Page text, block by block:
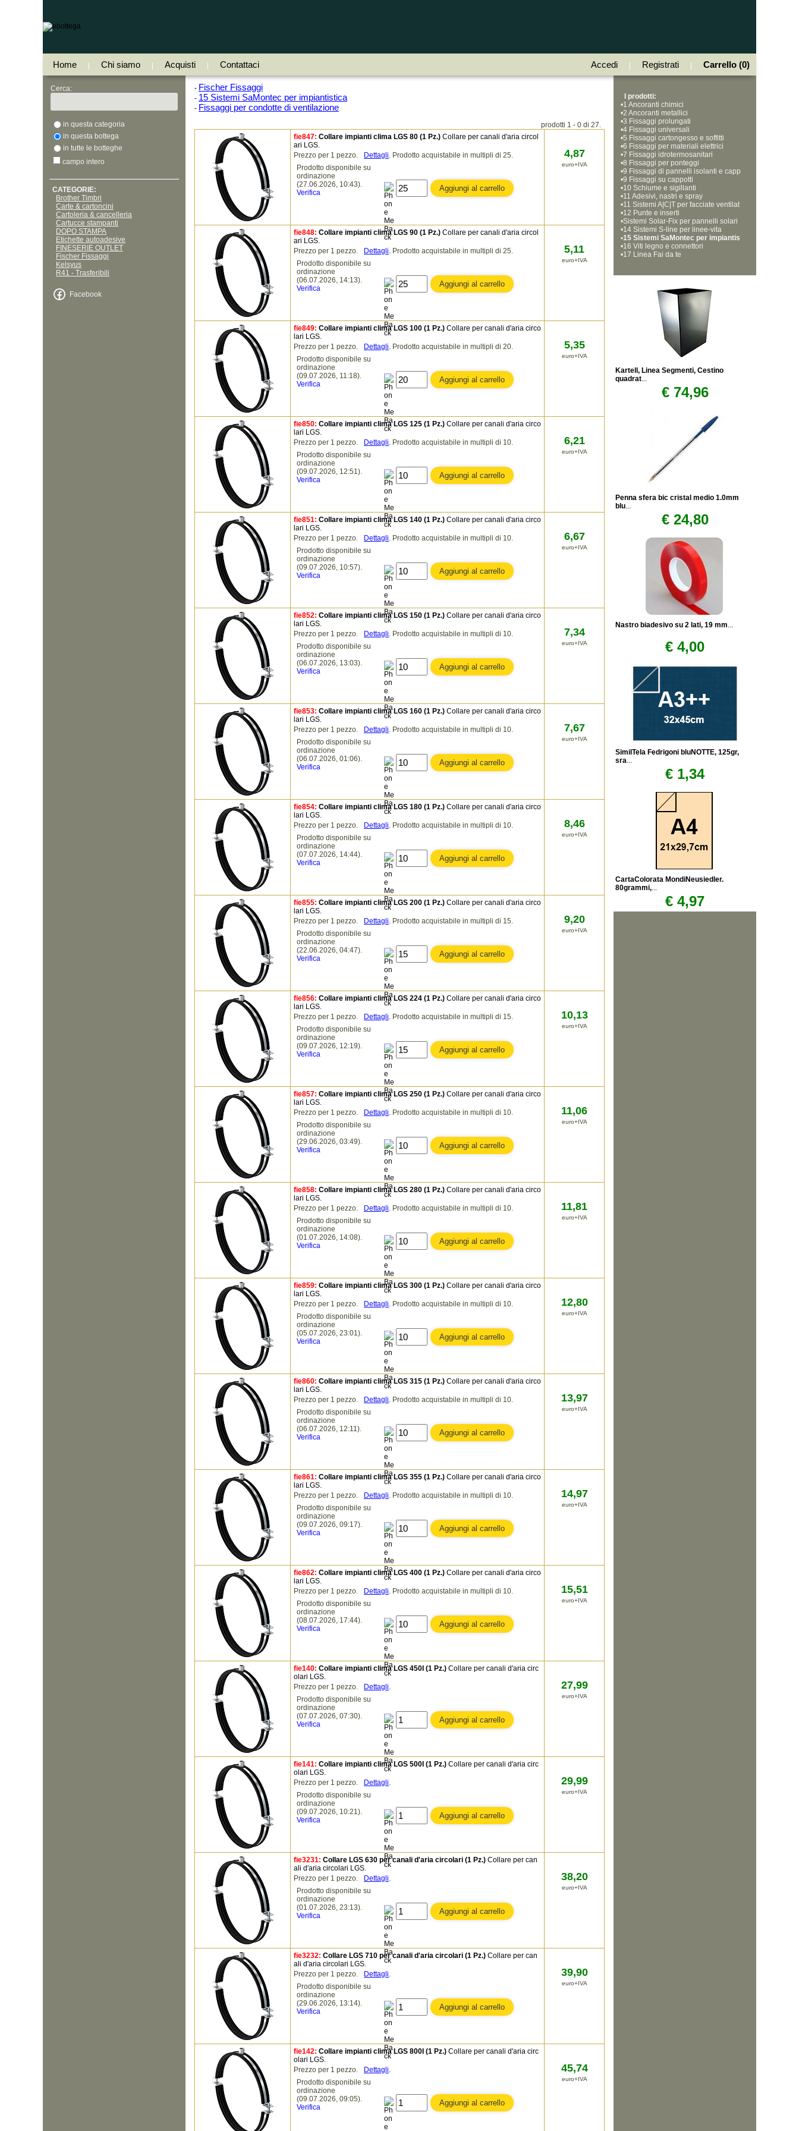
Home Chi siamo Acquisti Contattaci Accedi Registrati Carrello (0)
Cerca:
in questa categoria
in questa bottega
in tutte le botteghe
campo intero
CATEGORIE:
Brother Timbri
Carte & cartoncini
Cartoleria & cancelleria
Cartucce stampanti
DOPO STAMPA
Etichette autoadesive
FINESERIE OUTLET
Fischer Fissaggi
Kelsyus
R41 - Trasferibili
Facebook
- Fischer Fissaggi
- 15 Sistemi SaMontec per impiantistica
- Fissaggi per condotte di ventilazione
prodotti 1 - 0 di 27.
fie847: Collare impianti clima LGS 80 (1 Pz.) Collare per canali d'aria circol
ari LGS.
Prezzo per 1 pezzo.
Dettagli. Prodotto acquistabile in multipli di 25.
Prodotto disponibile su
ordinazione
(27.06.2026, 10:43).
Verifica
4,87
euro+IVA
fie848: Collare impianti clima LGS 90 (1 Pz.) Collare per canali d'aria circol
ari LGS.
Prezzo per 1 pezzo.
Dettagli. Prodotto acquistabile in multipli di 25.
Prodotto disponibile su
ordinazione
(06.07.2026, 14:13).
Verifica
5,11
euro+IVA
fie849: Collare impianti clima LGS 100 (1 Pz.) Collare per canali d'aria circo
lari LGS.
Prezzo per 1 pezzo.
Dettagli. Prodotto acquistabile in multipli di 20.
Prodotto disponibile su
ordinazione
(09.07.2026, 11:18).
Verifica
5,35
euro+IVA
fie850: Collare impianti clima LGS 125 (1 Pz.) Collare per canali d'aria circo
lari LGS.
Prezzo per 1 pezzo.
Dettagli. Prodotto acquistabile in multipli di 10.
Prodotto disponibile su
ordinazione
(09.07.2026, 12:51).
Verifica
6,21
euro+IVA
fie851: Collare impianti clima LGS 140 (1 Pz.) Collare per canali d'aria circo
lari LGS.
Prezzo per 1 pezzo.
Dettagli. Prodotto acquistabile in multipli di 10.
Prodotto disponibile su
ordinazione
(09.07.2026, 10:57).
Verifica
6,67
euro+IVA
fie852: Collare impianti clima LGS 150 (1 Pz.) Collare per canali d'aria circo
lari LGS.
Prezzo per 1 pezzo.
Dettagli. Prodotto acquistabile in multipli di 10.
Prodotto disponibile su
ordinazione
(06.07.2026, 13:03).
Verifica
7,34
euro+IVA
fie853: Collare impianti clima LGS 160 (1 Pz.) Collare per canali d'aria circo
lari LGS.
Prezzo per 1 pezzo.
Dettagli. Prodotto acquistabile in multipli di 10.
Prodotto disponibile su
ordinazione
(06.07.2026, 01:06).
Verifica
7,67
euro+IVA
fie854: Collare impianti clima LGS 180 (1 Pz.) Collare per canali d'aria circo
lari LGS.
Prezzo per 1 pezzo.
Dettagli. Prodotto acquistabile in multipli di 10.
Prodotto disponibile su
ordinazione
(07.07.2026, 14:44).
Verifica
8,46
euro+IVA
fie855: Collare impianti clima LGS 200 (1 Pz.) Collare per canali d'aria circo
lari LGS.
Prezzo per 1 pezzo.
Dettagli. Prodotto acquistabile in multipli di 15.
Prodotto disponibile su
ordinazione
(22.06.2026, 04:47).
Verifica
9,20
euro+IVA
fie856: Collare impianti clima LGS 224 (1 Pz.) Collare per canali d'aria circo
lari LGS.
Prezzo per 1 pezzo.
Dettagli. Prodotto acquistabile in multipli di 15.
Prodotto disponibile su
ordinazione
(09.07.2026, 12:19).
Verifica
10,13
euro+IVA
fie857: Collare impianti clima LGS 250 (1 Pz.) Collare per canali d'aria circo
lari LGS.
Prezzo per 1 pezzo.
Dettagli. Prodotto acquistabile in multipli di 10.
Prodotto disponibile su
ordinazione
(29.06.2026, 03:49).
Verifica
11,06
euro+IVA
fie858: Collare impianti clima LGS 280 (1 Pz.) Collare per canali d'aria circo
lari LGS.
Prezzo per 1 pezzo.
Dettagli. Prodotto acquistabile in multipli di 10.
Prodotto disponibile su
ordinazione
(01.07.2026, 14:08).
Verifica
11,81
euro+IVA
fie859: Collare impianti clima LGS 300 (1 Pz.) Collare per canali d'aria circo
lari LGS.
Prezzo per 1 pezzo.
Dettagli. Prodotto acquistabile in multipli di 10.
Prodotto disponibile su
ordinazione
(05.07.2026, 23:01).
Verifica
12,80
euro+IVA
fie860: Collare impianti clima LGS 315 (1 Pz.) Collare per canali d'aria circo
lari LGS.
Prezzo per 1 pezzo.
Dettagli. Prodotto acquistabile in multipli di 10.
Prodotto disponibile su
ordinazione
(06.07.2026, 12:11).
Verifica
13,97
euro+IVA
fie861: Collare impianti clima LGS 355 (1 Pz.) Collare per canali d'aria circo
lari LGS.
Prezzo per 1 pezzo.
Dettagli. Prodotto acquistabile in multipli di 10.
Prodotto disponibile su
ordinazione
(09.07.2026, 09:17).
Verifica
14,97
euro+IVA
fie862: Collare impianti clima LGS 400 (1 Pz.) Collare per canali d'aria circo
lari LGS.
Prezzo per 1 pezzo.
Dettagli. Prodotto acquistabile in multipli di 10.
Prodotto disponibile su
ordinazione
(08.07.2026, 17:44).
Verifica
15,51
euro+IVA
fie140: Collare impianti clima LGS 450I (1 Pz.) Collare per canali d'aria circ
olari LGS.
Prezzo per 1 pezzo.
Dettagli.
Prodotto disponibile su
ordinazione
(07.07.2026, 07:30).
Verifica
27,99
euro+IVA
fie141: Collare impianti clima LGS 500I (1 Pz.) Collare per canali d'aria circ
olari LGS.
Prezzo per 1 pezzo.
Dettagli.
Prodotto disponibile su
ordinazione
(09.07.2026, 10:21).
Verifica
29,99
euro+IVA
fie3231: Collare LGS 630 per canali d'aria circolari (1 Pz.) Collare per can
ali d'aria circolari LGS.
Prezzo per 1 pezzo.
Dettagli.
Prodotto disponibile su
ordinazione
(01.07.2026, 23:13).
Verifica
38,20
euro+IVA
fie3232: Collare LGS 710 per canali d'aria circolari (1 Pz.) Collare per can
ali d'aria circolari LGS.
Prezzo per 1 pezzo.
Dettagli.
Prodotto disponibile su
ordinazione
(29.06.2026, 13:14).
Verifica
39,90
euro+IVA
fie142: Collare impianti clima LGS 800I (1 Pz.) Collare per canali d'aria circ
olari LGS.
Prezzo per 1 pezzo.
Dettagli.
Prodotto disponibile su
ordinazione
(09.07.2026, 09:05).
Verifica
45,74
euro+IVA
I prodotti:
•1 Ancoranti chimici
•2 Ancoranti metallici
•3 Fissaggi prolungati
•4 Fissaggi universali
•5 Fissaggi cartongesso e soffitti
•6 Fissaggi per materiali elettrici
•7 Fissaggi idrotermosanitari
•8 Fissaggi per ponteggi
•9 Fissaggi di pannelli isolanti e capp
otti
•9 Fissaggi su cappotti
•10 Schiume e sigillanti
•11 Adesivi, nastri e spray
•11 Sistemi A|C|T per facciate ventilat
e
•12 Punte e inserti
•Sistemi Solar-Fix per pannelli solari
•14 Sistemi S-line per linee-vita
•15 Sistemi SaMontec per impiantis
tica
•16 Viti legno e connettori
•17 Linea Fai da te
Kartell, Linea Segmenti, Cestino
quadrat...
€ 74,96
Penna sfera bic cristal medio 1.0mm
blu...
€ 24,80
Nastro biadesivo su 2 lati, 19 mm...
€ 4,00
SimilTela Fedrigoni bluNOTTE, 125gr,
sra...
€ 1,34
CartaColorata MondiNeusiedler.
80grammi,...
€ 4,97